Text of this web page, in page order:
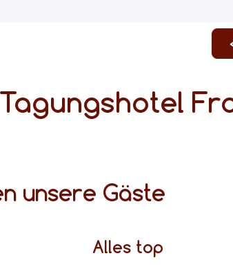
unsere Gäste
Alles top